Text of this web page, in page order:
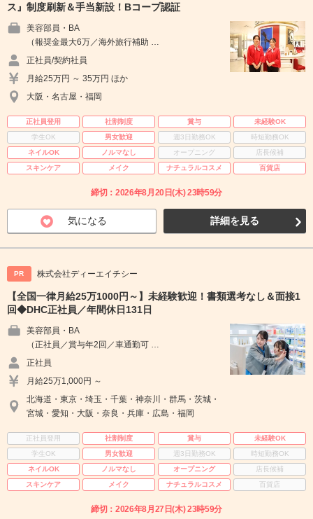
ス』制度刷新＆手当新設！Bコープ認証
美容部員・BA
（報奨金最大6万／海外旅行補助 …
正社員/契約社員
月給25万円 ～ 35万円 ほか
大阪・名古屋・福岡
正社員登用 社割制度 賞与
未経験OK
学生OK
男女歓迎 週3日勤務OK
時短勤務OK
ネイルOK
ノルマなし オープニング
店長候補
スキンケア
メイク ナチュラルコスメ 百貨店
締切：2026年8月20日(木) 23時59分
気になる 詳細を見る
PR 株式会社ディーエイチシー
【全国一律月給25万1000円～】未経験歓迎！書類選考なし＆面接1
回◆DHC正社員／年間休日131日
美容部員・BA
（正社員／賞与年2回／車通勤可 …
正社員
月給25万1,000円 ～
北海道・東京・埼玉・千葉・神奈川・群馬・茨城・
宮城・愛知・大阪・奈良・兵庫・広島・福岡
正社員登用 社割制度 賞与
未経験OK
学生OK
男女歓迎 週3日勤務OK
時短勤務OK
ネイルOK
ノルマなし オープニング
店長候補
スキンケア
メイク ナチュラルコスメ 百貨店
締切：2026年8月27日(木) 23時59分